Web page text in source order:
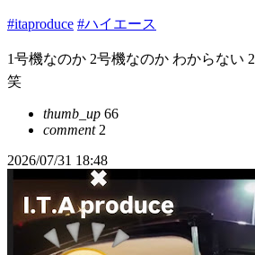
#itaproduce #ハイエース
1号機なのか 2号機なのか わからない
笑
thumb_up 66
comment2
2026/07/31 18:48